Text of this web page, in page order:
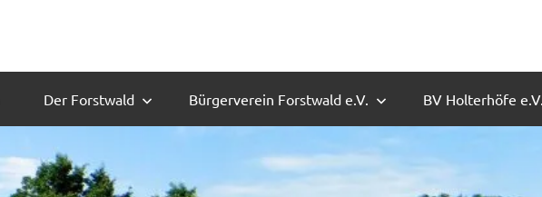
Der Forstwald Bürgerverein Forstwald e.V. BV Holterhöfe e.V.